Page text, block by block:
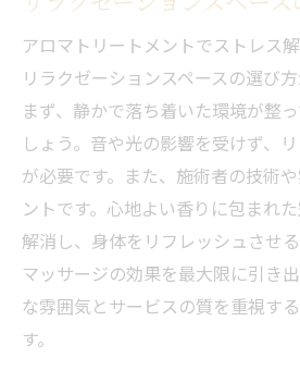
心身に安らぎを与える
リフレッシュ効果を高め
日常生活に活かすアロマ
アロマトリートメントを
簡単にできるセルフアロ
アロマテラピースポットの魅
アロマテラピーの歴史と
アロマトリートメントでストレス
リラクゼーションスペースの選び方
まず、静かで落ち着いた環境が整
しょう。音や光の影響を受けず、
が必要です。また、施術者の技術
ントです。心地よい香りに包まれ
解消し、身体をリフレッシュさせ
マッサージの効果を最大限に引き
な雰囲気とサービスの質を重視す
す。